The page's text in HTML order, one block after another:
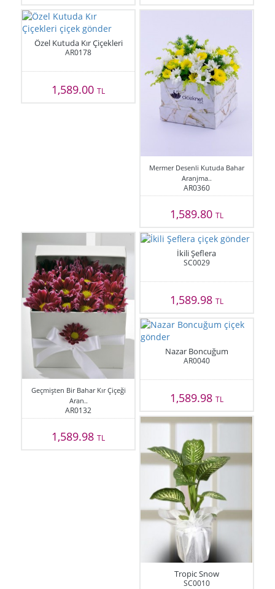
Özel Kutuda Kır Çiçekleri
AR0178
1,589.00TL
Mermer Desenli Kutuda Bahar
Aranjma..
AR0360
1,589.80 TL
Geçmişten Bir Bahar Kır Çiçeği
Aran..
AR0132
1,589.98TL
İkili Şeflera
SC0029
1,589.98 TL
Nazar Boncuğum
AR0040
1,589.98 TL
Tropic Snow
SC0010